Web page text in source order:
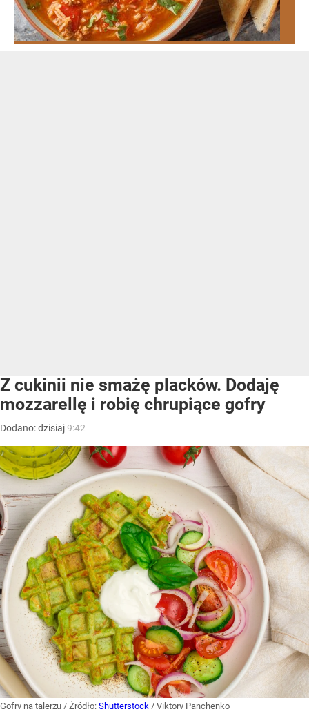
Z cukinii nie smażę placków. Dodaję
mozzarellę i robię chrupiące gofry
Dodano:dzisiaj9:42
Gofry na talerzu / Źródło: Shutterstock / Viktory Panchenko